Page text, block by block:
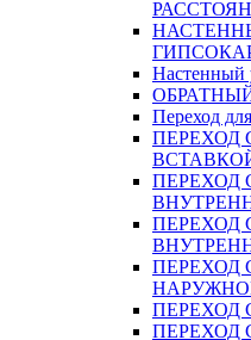
Настенный
Переход
ПЕРЕХОД
ПЕРЕХОД
ПЕРЕХОД
ПЕРЕХОД
ПЕРЕХОД
ПЕРЕХОД